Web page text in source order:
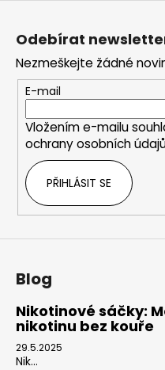
Odebírat
Nezmeškejte žádné
E-mail
Vložením e-mailu
ochrany osobních
PŘIHLÁSIT SE
Blog
Nikotinové sáčky:
nikotinu bez kouře
29.5.2025
Nik...